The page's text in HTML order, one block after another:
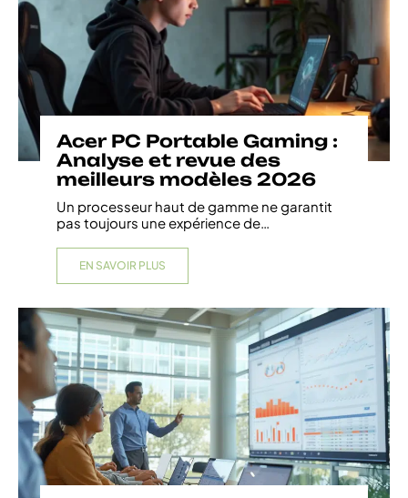
Acer PC Portable Gaming :
Analyse et revue des
meilleurs modèles 2026
Un processeur haut de gamme ne garantit
pas toujours une expérience de…
EN SAVOIR PLUS